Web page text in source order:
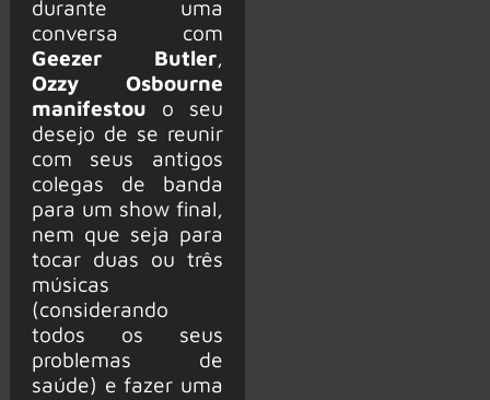
durante uma
conversa com
Geezer Butler,
Ozzy Osbourne
manifestou o seu
desejo de se reunir
com seus antigos
colegas de banda
para um show final,
nem que seja para
tocar duas ou três
músicas
(considerando
todos os seus
problemas de
saúde) e fazer uma